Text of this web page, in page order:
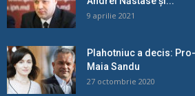
9 aprilie 2021
Plahotniuc a decis:
Maia Sandu
27 octombrie 2020